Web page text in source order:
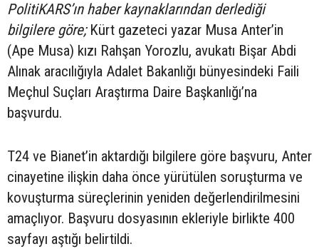
PolitiKARS’ın haber kaynaklarından derlediği
bilgilere göre;Kürt gazeteci yazar Musa Anter’in
(Ape Musa) kızı Rahşan Yorozlu, avukatı Bişar Abdi
Alınak aracılığıyla Adalet Bakanlığı bünyesindeki Faili
Meçhul Suçları Araştırma Daire Başkanlığı’na
başvurdu.
T24 ve Bianet’in aktardığı bilgilere göre başvuru, Anter
cinayetine ilişkin daha önce yürütülen soruşturma ve
kovuşturma süreçlerinin yeniden değerlendirilmesini
amaçlıyor. Başvuru dosyasının ekleriyle birlikte 400
sayfayı aştığı belirtildi.